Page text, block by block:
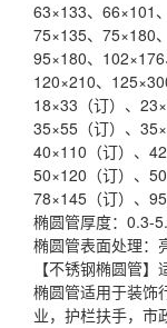
63×133、66×101
75×135、75×180
95×180、
120×210、
18×33（订）、
35×55（订）、
40×110（订）、
50×120（订）、
78×145（订）、
椭圆管厚度：0.3-
椭圆管表面处理：
【不锈钢椭圆管】
椭圆管适用于装饰
业，护栏扶手，市